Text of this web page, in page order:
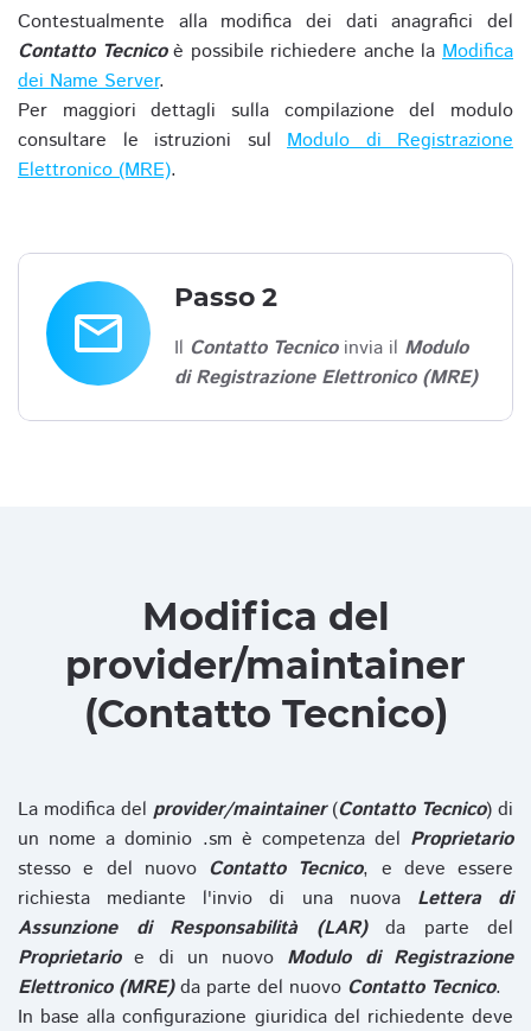
Contestualmente alla modifica dei dati anagrafici del
Contatto Tecnicoè possibile richiedere anche laModifica
dei Name Server.
Per maggiori dettagli sulla compilazione del modulo
consultare le istruzioni sul Modulo di Registrazione
Elettronico (MRE).
email
Passo 2
Il Contatto Tecnicoinvia il Modulo
di Registrazione Elettronico (MRE)
Modifica del
provider/maintainer
(Contatto Tecnico)
La modifica del provider/maintainer(Contatto Tecnico) di
un nome a dominio .sm è competenza del Proprietario
stesso e del nuovo Contatto Tecnico, e deve essere
richiesta mediante l'invio di una nuova Lettera di
Assunzione di Responsabilità (LAR)da parte del
Proprietarioe di un nuovo Modulo di Registrazione
Elettronico (MRE)da parte del nuovo Contatto Tecnico.
In base alla configurazione giuridica del richiedente deve